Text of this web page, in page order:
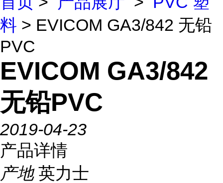
料 > EVICOM GA3/842 无铅
PVC
EVICOM GA3/842
无铅PVC
2019-04-23
产品详情
产地 英力士